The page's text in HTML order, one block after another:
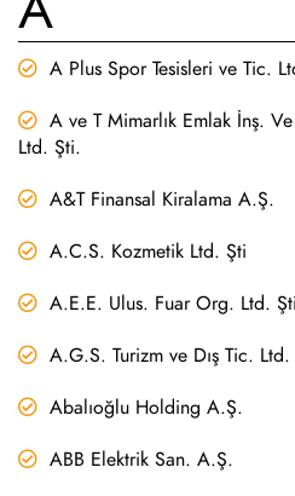
A Plus Spor Tesisleri ve Tic.
A ve T Mimarlık Emlak İnş.
Ltd. Şti.
A&T Finansal Kiralama A.Ş.
A.C.S. Kozmetik Ltd. Şti
A.E.E. Ulus. Fuar Org. Ltd.
A.G.S. Turizm ve Dış Tic.
Abalıoğlu Holding A.Ş.
ABB Elektrik San. A.Ş.